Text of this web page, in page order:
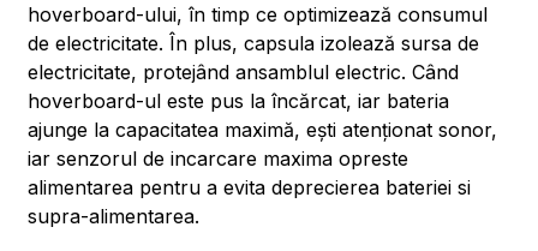
hoverboard-ului, în timp ce optimizează consumul
de electricitate. În plus, capsula izolează sursa de
electricitate, protejând ansamblul electric. Când
hoverboard-ul este pus la încărcat, iar bateria
ajunge la capacitatea maximă, ești atenționat sonor,
iar senzorul de incarcare maxima opreste
alimentarea pentru a evita deprecierea bateriei si
supra-alimentarea.